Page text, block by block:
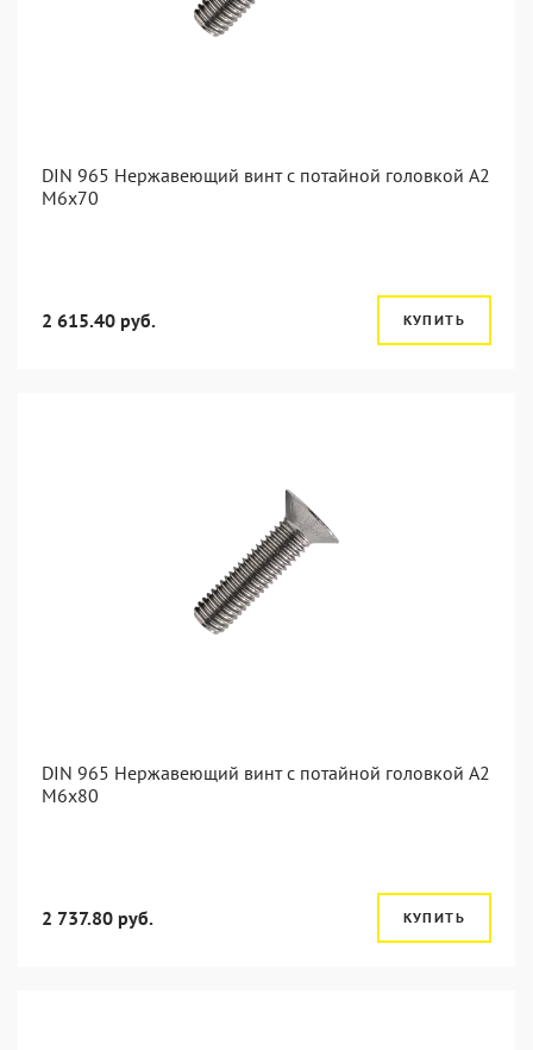
DIN 965 Нержавеющий винт с потайной головкой А2
М6x70
2 615.40 руб. КУПИТЬ
DIN 965 Нержавеющий винт с потайной головкой А2
М6x80
2 737.80 руб. КУПИТЬ